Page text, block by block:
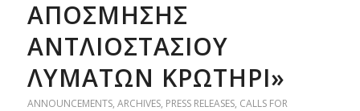
ΑΠΟΣΜΗΣΗΣ
ΑΝΤΛΙΟΣΤΑΣΙΟΥ
ΛΥΜΑΤΩΝ ΚΡΩΤΗΡΙ»
ANNOUNCEMENTS, ARCHIVES, PRESS RELEASES, CALLS FOR